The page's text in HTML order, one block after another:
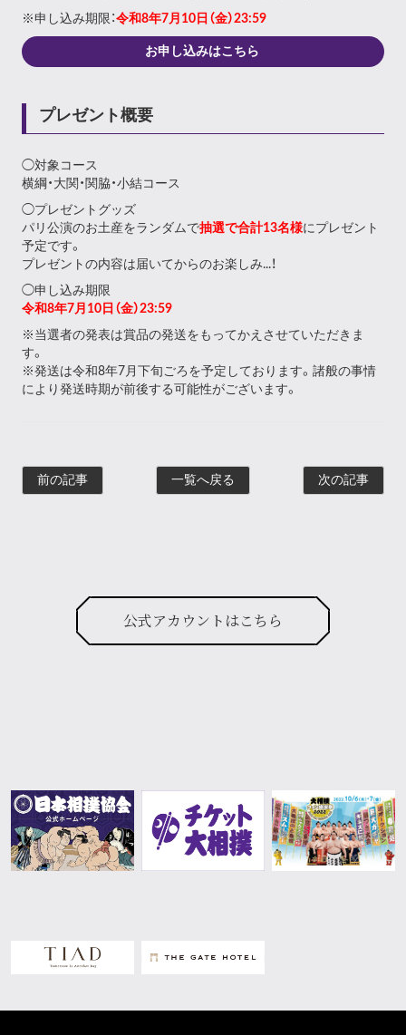
※申し込み期限：令和8年7月10日（金）23:59
お申し込みはこちら
プレゼント概要
◯対象コース
横綱・大関・関脇・小結コース
◯プレゼントグッズ
パリ公演のお土産をランダムで抽選で合計13名様にプレゼント
予定です。
プレゼントの内容は届いてからのお楽しみ...！
◯申し込み期限
令和8年7月10日（金）23:59
※当選者の発表は賞品の発送をもってかえさせていただきま
す。
※発送は令和8年7月下旬ごろを予定しております。諸般の事情
により発送時期が前後する可能性がございます。
次の記事
一覧へ戻る
前の記事
公式アカウントはこちら